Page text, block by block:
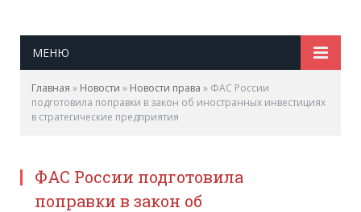
МЕНЮ
Главная » Новости » Новости права » ФАС России
подготовила поправки в закон об иностранных инвестициях
в стратегические предприятия
ФАС России подготовила
поправки в закон об